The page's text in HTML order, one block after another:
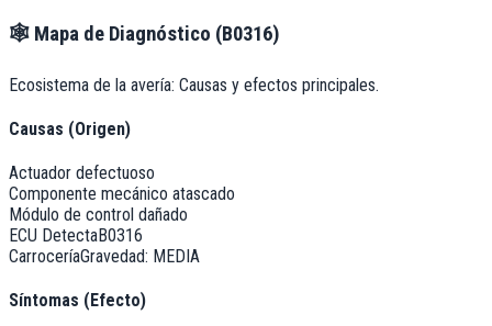
🕸️ Mapa de Diagnóstico (B0316)
Ecosistema de la avería: Causas y efectos principales.
Causas (Origen)
Actuador defectuoso
Componente mecánico atascado
Módulo de control dañado
ECU DetectaB0316
CarroceríaGravedad: MEDIA
Síntomas (Efecto)